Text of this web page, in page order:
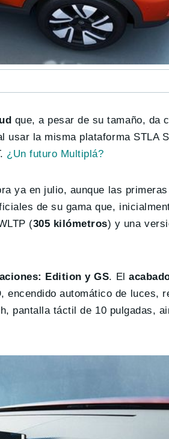
que, a pesar de su tamaño, da
usar la misma plataforma STLA
¿Un futuro Multiplá?
ya en julio, aunque las primeras
de su gama que,
(305 kilómetros) y una
Edition y GS. El
encendido automático de luces,
pantalla táctil de 10 pulgadas,